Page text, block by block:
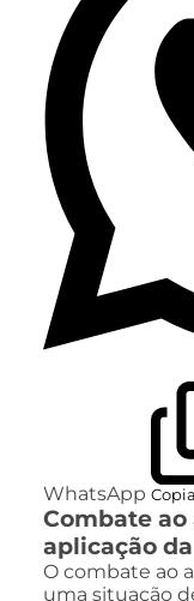
WhatsApp
Combate ao
aplicação
O combate ao
uma situação